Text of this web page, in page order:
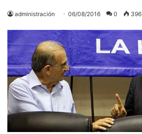
administración 06/08/2016 0 396